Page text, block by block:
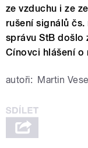
ze vzduchu i ze
rušení signálů
správu StB
Cínovci hlášení o
autoři: Martin